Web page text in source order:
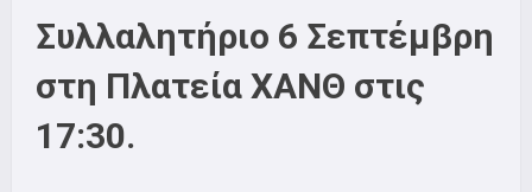
Συλλαλητήριο 6 Σεπτέμβρη
στη Πλατεία ΧΑΝΘ στις
17:30.